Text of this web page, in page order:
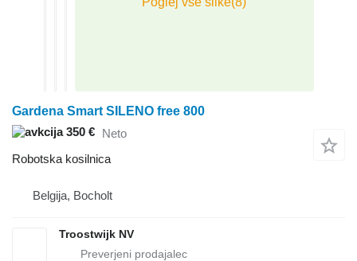
Gardena Smart SILENO free 800
350 € Neto
Robotska kosilnica
Belgija, Bocholt
Troostwijk NV